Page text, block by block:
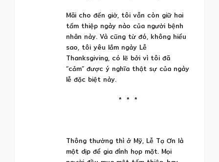
Mãi cho đến giờ, tôi vẫn còn giữ hai
tấm thiệp ngày nào của người bệnh
nhân này. Và cũng từ đó, không hiểu
sao, tôi yêu lắm ngày Lễ
Thanksgiving, có lẽ bởi vì tôi đã
“cảm” được ý nghĩa thật sự của ngày
lễ đặc biệt này.
* * *
Thông thường thì ở Mỹ, Lễ Tạ Ơn là
một dịp để gia đình họp mặt. Mọi